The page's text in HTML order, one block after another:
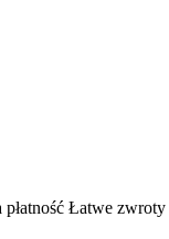
Łatwe zwroty